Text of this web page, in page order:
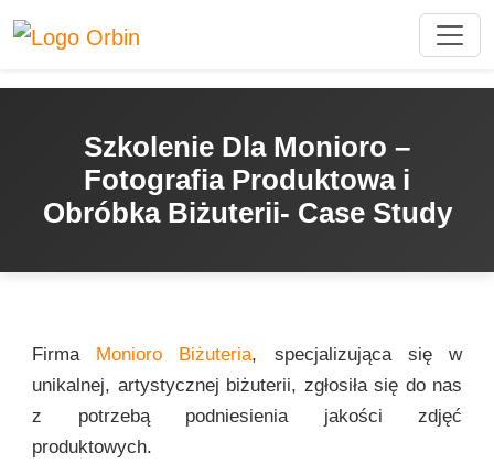
Szkolenie Dla Monioro –
Fotografia Produktowa i
Obróbka Biżuterii- Case Study
Firma Monioro Biżuteria, specjalizująca się w
unikalnej, artystycznej biżuterii, zgłosiła się do nas
z potrzebą podniesienia jakości zdjęć
produktowych.